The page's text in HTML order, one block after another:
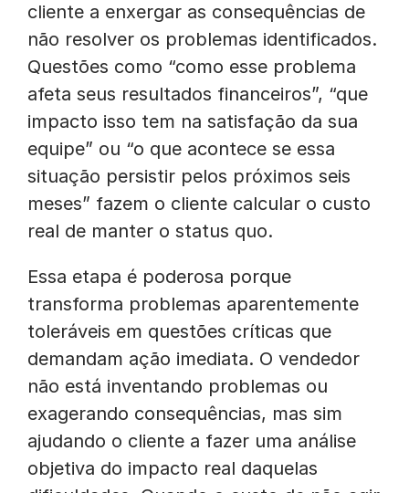
cliente a enxergar as consequências de
não resolver os problemas identificados.
Questões como “como esse problema
afeta seus resultados financeiros”, “que
impacto isso tem na satisfação da sua
equipe” ou “o que acontece se essa
situação persistir pelos próximos seis
meses” fazem o cliente calcular o custo
real de manter o status quo.
Essa etapa é poderosa porque
transforma problemas aparentemente
toleráveis em questões críticas que
demandam ação imediata. O vendedor
não está inventando problemas ou
exagerando consequências, mas sim
ajudando o cliente a fazer uma análise
objetiva do impacto real daquelas